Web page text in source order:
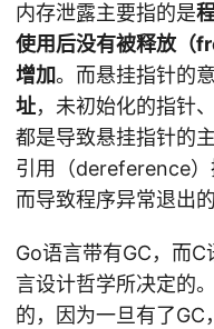
内存泄露主要指的是
使用后没有被释放（
增加。而悬挂指针的
址，未初始化的指针
都是导致悬挂指针的
引用（dereference
而导致程序异常退出
Go语言带有GC，而
言设计哲学所决定的
的，因为一旦有了